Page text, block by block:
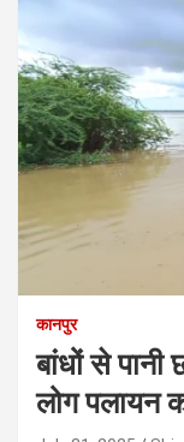
कानपुर
बांधों से
लोग पलायन